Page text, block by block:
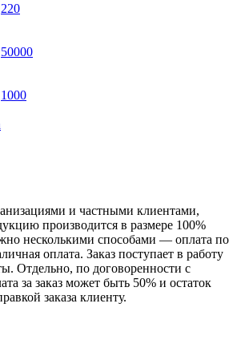
220
50000
1000
и частными клиентами,
производится в размере 100%
несколькими способами — оплата по
оплата. Заказ поступает в работу
Отдельно, по договоренности с
за заказ может быть 50% и остаток
заказа клиенту.